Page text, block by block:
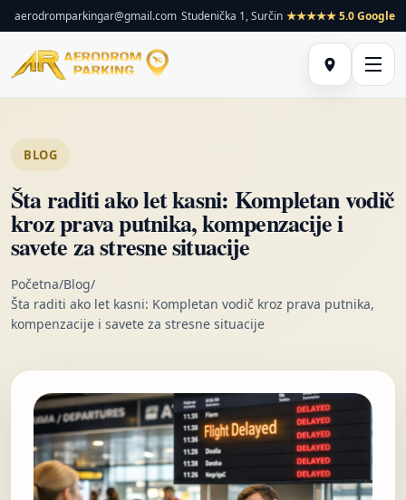
aerodromparkingar@gmail.com Studenička 1, Surčin ★★★★★ 5.0 Google
BLOG
Šta raditi ako let kasni: Kompletan vodič
kroz prava putnika, kompenzacije i
savete za stresne situacije
Početna/Blog/
Šta raditi ako let kasni: Kompletan vodič kroz prava putnika,
kompenzacije i savete za stresne situacije